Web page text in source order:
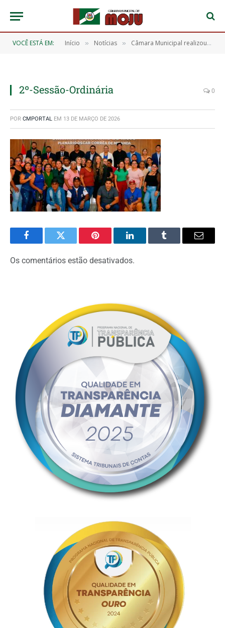
VOCÊ ESTÁ EM: Início » Notícias » Câmara Municipal realizou 2ª Sessão Ordinária com aprovação de 10 requerimentos
2º-Sessão-Ordinária 0
POR CMPORTAL EM 13 DE MARÇO DE 2026
FacebookTwitter Pinterest O
LinkedIn
Tumblr
E-
Os comentários estão desativados.